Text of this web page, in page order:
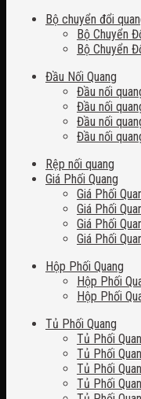
Bộ chuyển đổi
Bộ Chuyển
Bộ Chuyển
Đầu Nối Quang
Đầu nối
Đầu nối
Đầu nối
Đầu nối
Rệp nối quang
Giá Phối Quang
Giá Phối
Giá Phối
Giá Phối
Giá Phối
Hộp Phối Quang
Hộp Phối
Hộp Phối
Tủ Phối Quang
Tủ Phối
Tủ Phối
Tủ Phối
Tủ Phối